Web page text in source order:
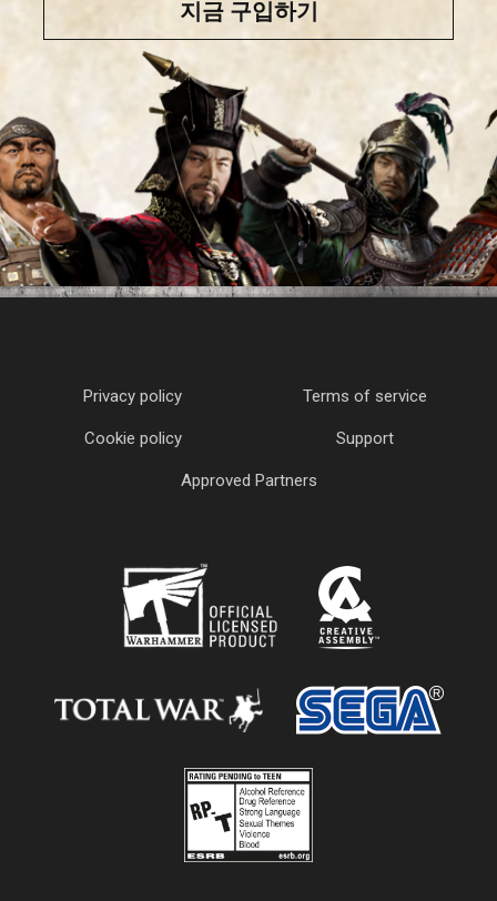
지금 구입하기
Privacy policy Terms of service
Cookie policy Support
Approved Partners